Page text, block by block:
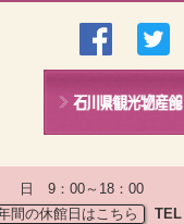
　日　9：00～18：00
間の休館日はこちら TEL